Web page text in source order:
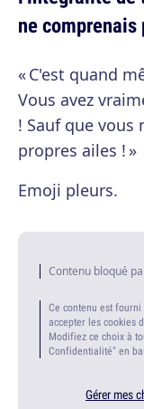
ne
« C'est quand
Vous avez
! Sauf que vous
propres ailes ! »
Emoji pleurs.
Contenu bloqué
Ce contenu est
accepter les cookies
Modifiez ce choix à
Confidentialité" en
Gérer mes